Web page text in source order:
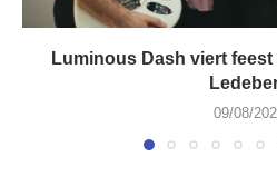
Luminous Dash viert
09/08/